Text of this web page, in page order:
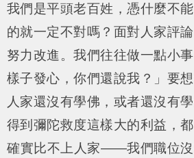
我們是平頭老百姓，憑什麼不
的就一定不對嗎？面對人家評
努力改進。我們往往做一點小
樣子發心，你們還說我？」要想
人家還沒有學佛，或者還沒有
得到彌陀救度這樣大的利益，
確實比不上人家——我們職位沒